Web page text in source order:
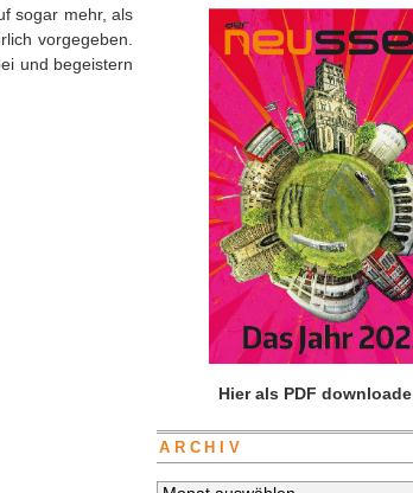
sogar mehr, als
vorgegeben.
und begeistern
Hier als PDF
ARCHIV